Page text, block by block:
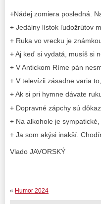
+Nádej zomiera posledná.
+ Jedálny lístok ľudožrútov
+ Ruka vo vrecku je
+ Aj keď si vydatá, musíš si
+ V Antickom Ríme pán
+ V televízii zásadne varia
+ Ak si pri hymne dávate
+ Dopravné zápchy sú
+ Na alkohole je
+ Ja som akýsi inakší.
Vlado JAVORSKÝ
« Humor 2024